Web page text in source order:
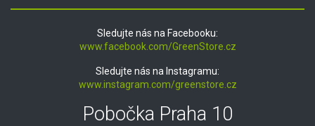
Sledujte nás na Facebooku:
www.facebook.com/GreenStore.cz
Sledujte nás na Instagramu:
www.instagram.com/greenstore.cz
Pobočka Praha 10